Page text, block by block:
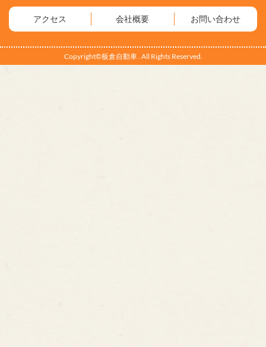
アクセス 会社概要 お問い合わせ
Copyright©板倉自動車 . All Rights Reserved.